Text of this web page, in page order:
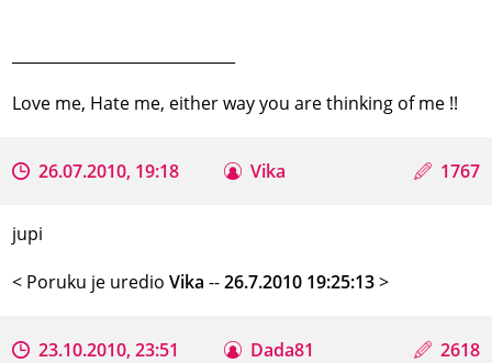
Love me, Hate me, either way you are thinking of me !!
26.07.2010, 19:18 Vika 1767
jupi
< Poruku je uredioVika --26.7.2010 19:25:13>
23.10.2010, 23:51 Dada81 2618